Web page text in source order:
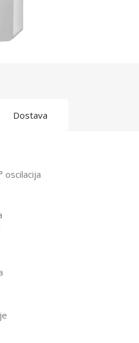
Dostava
oscilacija